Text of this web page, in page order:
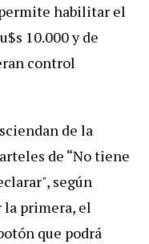
habilitar el
10.000 y de
control
de la
de “No tiene
según
la primera, el
que podrá